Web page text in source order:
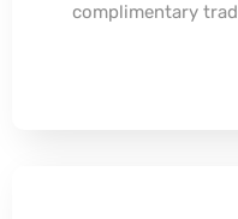
complimentary